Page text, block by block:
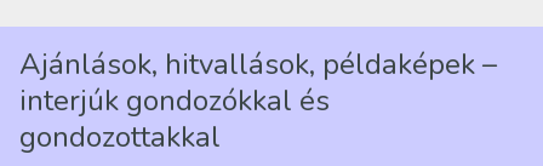
Ajánlások, hitvallások, példaképek –
interjúk gondozókkal és
gondozottakkal